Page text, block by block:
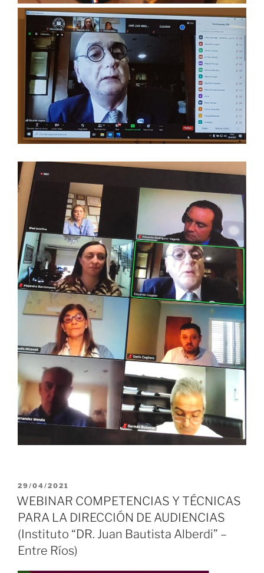
PUBLICADO
EL
29/04/2021
WEBINAR COMPETENCIAS Y TÉCNICAS
PARA LA DIRECCIÓN DE AUDIENCIAS
(Instituto “DR. Juan Bautista Alberdi” –
Entre Ríos)